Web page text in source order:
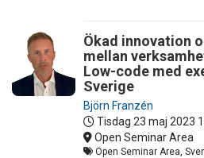
Ökad innovation
mellan
Low-code med
Sverige
Björn Franzén
Tisdag 23 maj 2023
Open Seminar Area
Open Seminar Area,